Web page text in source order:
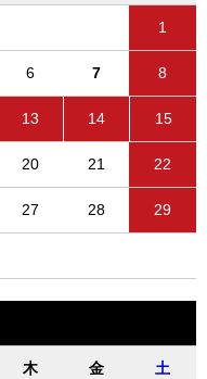
1
6 7 8
13 14 15
20 21 22
27 28 29
木 金 土